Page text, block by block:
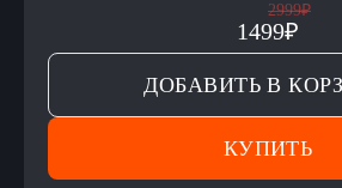
1499₽
2999₽
ДОБАВИТЬ В
КУПИТЬ